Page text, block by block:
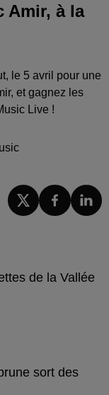
Amir, à la
le 5 avril pour une
et gagnez les
Live !
de la Vallée
sort des